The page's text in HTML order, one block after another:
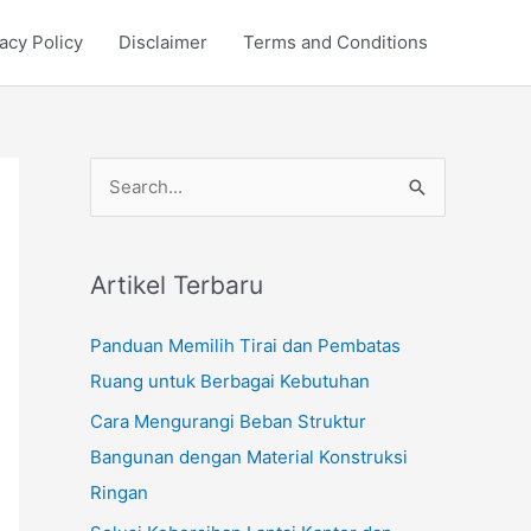
Policy Disclaimer Terms and Conditions
r
h
f
o
r
:
Artikel Terbaru
Panduan Memilih Tirai dan Pembatas
Ruang untuk Berbagai Kebutuhan
Cara Mengurangi Beban Struktur
Bangunan dengan Material Konstruksi
Ringan